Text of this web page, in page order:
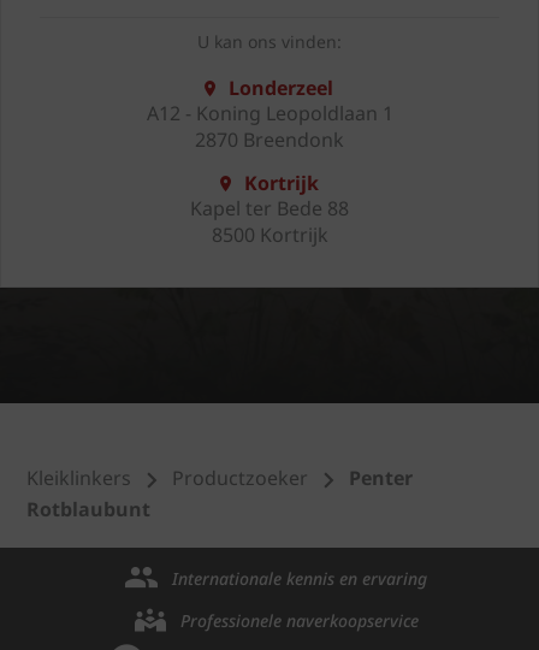
U kan ons vinden:
Londerzeel
A12 - Koning Leopoldlaan 1
2870 Breendonk
Kortrijk
Kapel ter Bede 88
8500 Kortrijk
Kleiklinkers Productzoeker
Penter
Rotblaubunt
Internationale kennis en ervaring
Professionele naverkoopservice